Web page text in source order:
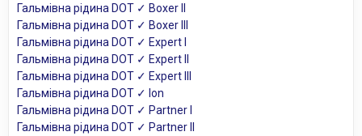
Гальмівна рідина DOT ✓ Boxer II
Гальмівна рідина DOT ✓ Boxer III
Гальмівна рідина DOT ✓ Expert I
Гальмівна рідина DOT ✓ Expert II
Гальмівна рідина DOT ✓ Expert III
Гальмівна рідина DOT ✓ Ion
Гальмівна рідина DOT ✓ Partner I
Гальмівна рідина DOT ✓ Partner II